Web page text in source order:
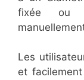
fixée ou
Les
et